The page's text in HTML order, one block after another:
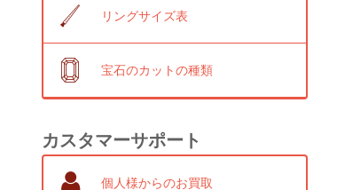
リングサイズ表
宝石のカットの種類
カスタマーサポート
個人様からのお買取